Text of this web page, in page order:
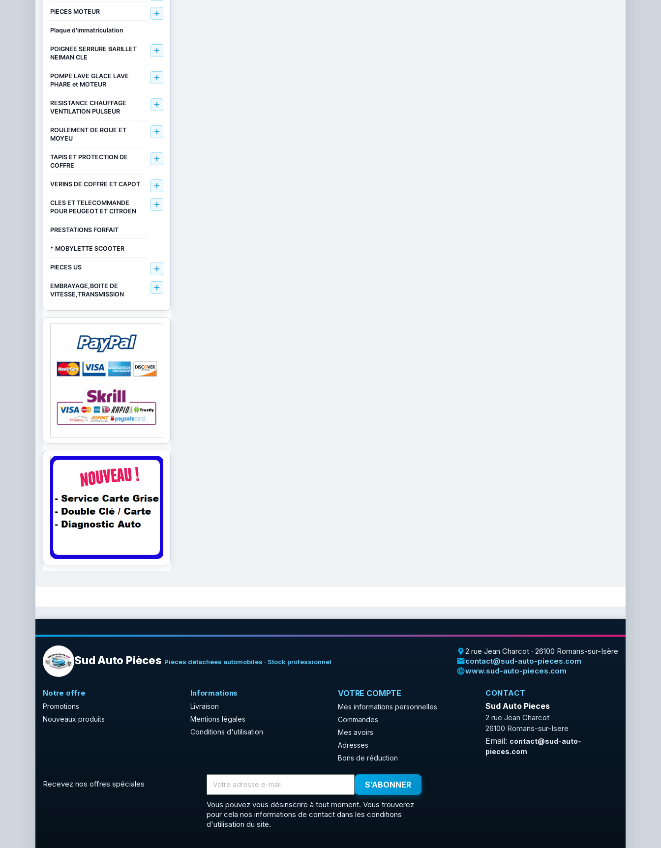
PIECES MOTEUR 
Plaque d'immatriculation
POIGNEE SERRURE BARILLET
NEIMAN CLE

POMPE LAVE GLACE LAVE
PHARE et MOTEUR

RESISTANCE CHAUFFAGE
VENTILATION PULSEUR

ROULEMENT DE ROUE ET
MOYEU

TAPIS ET PROTECTION DE
COFFRE

VERINS DE COFFRE ET CAPOT 
CLES ET TELECOMMANDE
POUR PEUGEOT ET CITROEN

PRESTATIONS FORFAIT
* MOBYLETTE SCOOTER
PIECES US 
EMBRAYAGE,BOITE DE
VITESSE,TRANSMISSION

Sud Auto Pièces Pièces détachées automobiles · Stock professionnel
place2 rue Jean Charcot · 26100 Romans-sur-Isère
emailcontact@sud-auto-pieces.com
languagewww.sud-auto-pieces.com
Notre offre
Promotions
Nouveaux produits
Informations
Livraison
Mentions légales
Conditions d'utilisation
VOTRE COMPTE
Mes informations personnelles
Commandes
Mes avoirs
Adresses
Bons de réduction
CONTACT
Sud Auto Pieces
2 rue Jean Charcot
26100 Romans-sur-Isere
Email: contact@sud-auto-
pieces.com
Recevez nos offres spéciales
Vous pouvez vous désinscrire à tout moment. Vous trouverez
pour cela nos informations de contact dans les conditions
d'utilisation du site.